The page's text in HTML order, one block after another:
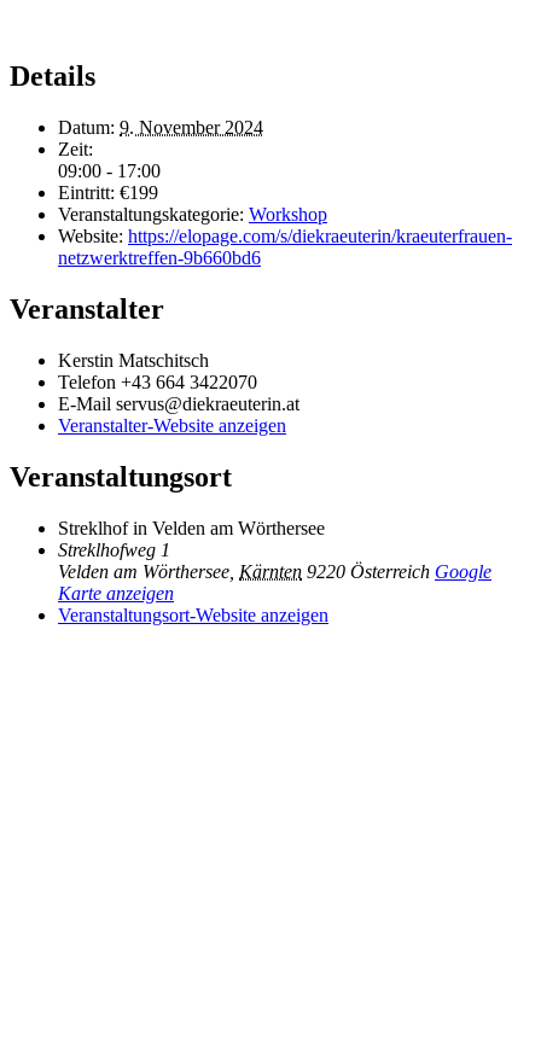
Details
Datum: 9. November 2024
Zeit:
09:00 - 17:00
Eintritt: €199
Veranstaltungskategorie: Workshop
Website: https://elopage.com/s/diekraeuterin/kraeuterfrauen-
netzwerktreffen-9b660bd6
Veranstalter
Kerstin Matschitsch
Telefon +43 664 3422070
E-Mail servus@diekraeuterin.at
Veranstalter-Website anzeigen
Veranstaltungsort
Streklhof in Velden am Wörthersee
Streklhofweg 1
Velden am Wörthersee Kärnten 9220 Österreich Google
Karte anzeigen
Veranstaltungsort-Website anzeigen